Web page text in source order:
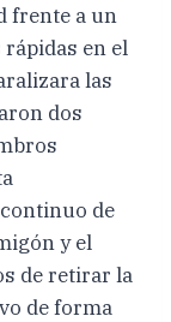
frente a un
en el
las
dos
de
y el
de retirar la
de forma